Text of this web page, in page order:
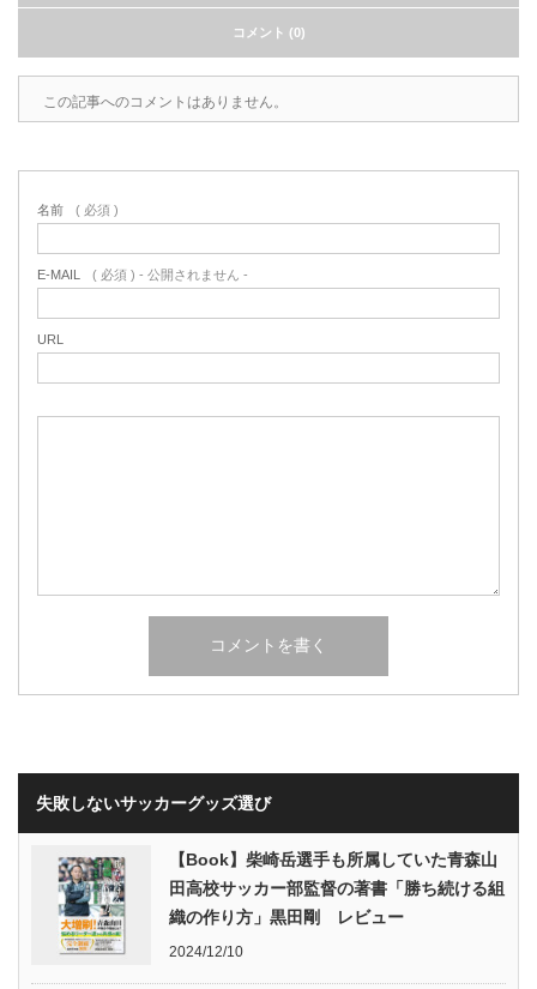
コメント (0)
この記事へのコメントはありません。
名前 ( 必須 )
E-MAIL ( 必須 ) - 公開されません -
URL
失敗しないサッカーグッズ選び
【Book】柴崎岳選手も所属していた青森山
田高校サッカー部監督の著書「勝ち続ける組
織の作り方」黒田剛 レビュー
2024/12/10